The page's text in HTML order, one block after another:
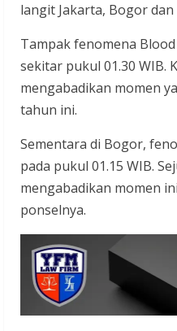
langit Jakarta, Bogor
Tampak fenomena
sekitar pukul 01.30 WIB.
mengabadikan momen
tahun ini.
Sementara di Bogor,
pada pukul 01.15 WIB.
mengabadikan momen
ponselnya.